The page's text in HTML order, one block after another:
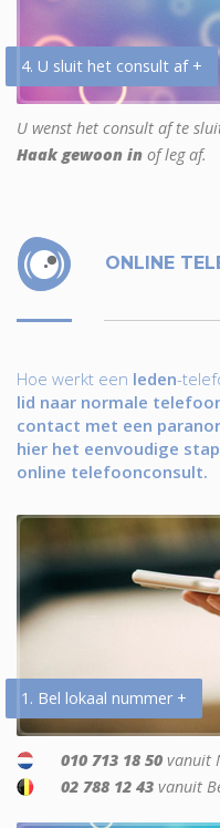
4. U sluit het consult af +
U wenst het consult af te
Haak gewoon in of leg af.
ONLINE
Hoe werkt een leden-
lid naar normale
contact met een
hier het eenvoudige
online telefoonconsult.
1. Bel lokaal nummer +
010 713 18 50 vanuit
02 788 12 43 vanuit